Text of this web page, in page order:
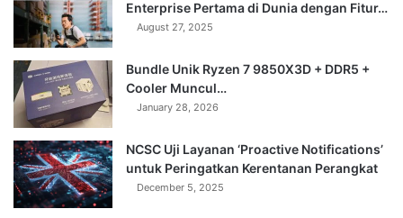
Enterprise Pertama di Dunia dengan Fitur…
August 27, 2025
Bundle Unik Ryzen 7 9850X3D + DDR5 +
Cooler Muncul…
January 28, 2026
NCSC Uji Layanan ‘Proactive Notifications’
untuk Peringatkan Kerentanan Perangkat
December 5, 2025